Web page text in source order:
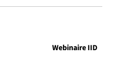
Webinaire IID